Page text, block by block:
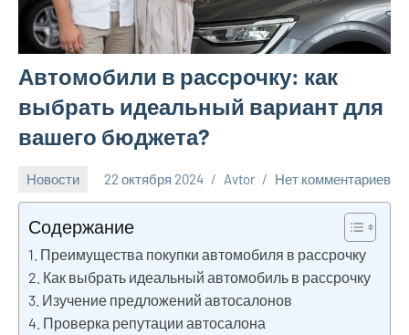
Автомобили в рассрочку: как
выбрать идеальный вариант для
вашего бюджета?
Новости 22 октября 2024 Avtor Нет комментариев
Содержание
Преимущества покупки автомобиля в рассрочку
Как выбрать идеальный автомобиль в рассрочку
Изучение предложений автосалонов
Проверка репутации автосалона